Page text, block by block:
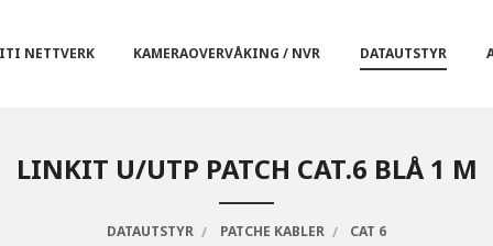
NETTVERK KAMERAOVERVÅKING / NVR DATAUTSTYR
LINKIT U/UTP PATCH CAT.6 BLÅ 1 M
DATAUTSTYR PATCHE KABLER CAT 6